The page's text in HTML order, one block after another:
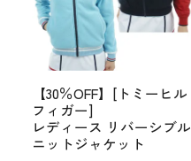
【30％OFF】[トミーヒル
フィガー]
レディース リバーシブル
ニットジャケット